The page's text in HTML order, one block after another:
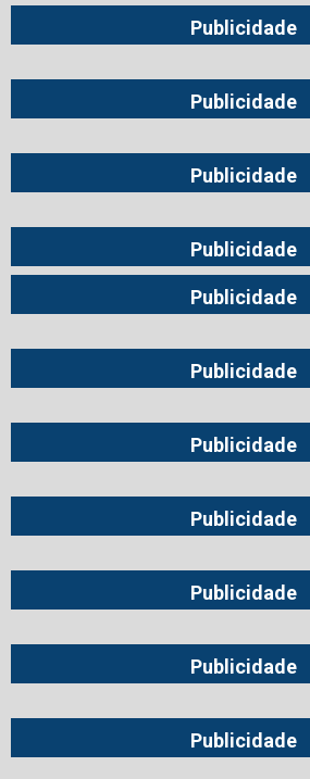
Publicidade
Publicidade
Publicidade
Publicidade
Publicidade
Publicidade
Publicidade
Publicidade
Publicidade
Publicidade
Publicidade